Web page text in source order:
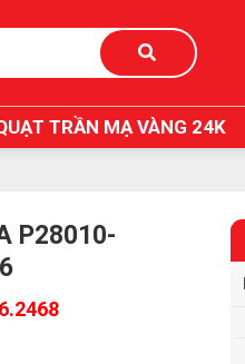
TRẦN MẠ VÀNG 24K
P28010-